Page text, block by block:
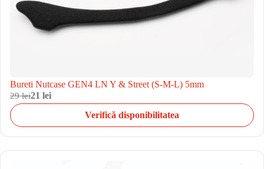
Bureti Nutcase GEN4 LN Y & Street (S-M-L) 5mm
29 lei21 lei
Verifică disponibilitatea